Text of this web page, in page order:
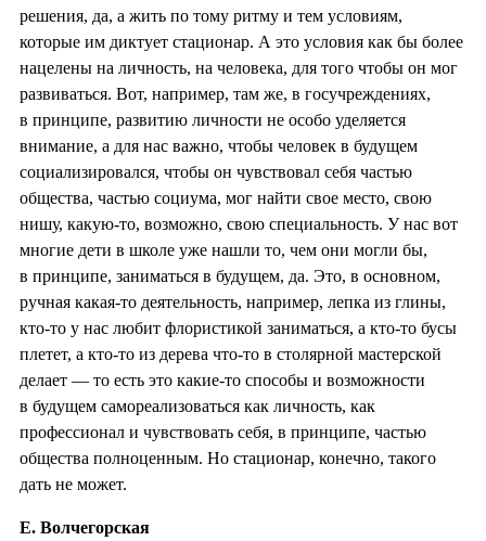
решения, да, а жить по тому ритму и тем условиям,
которые им диктует стационар. А это условия как бы более
нацелены на личность, на человека, для того чтобы он мог
развиваться. Вот, например, там же, в госучреждениях,
в принципе, развитию личности не особо уделяется
внимание, а для нас важно, чтобы человек в будущем
социализировался, чтобы он чувствовал себя частью
общества, частью социума, мог найти свое место, свою
нишу, какую-то, возможно, свою специальность. У нас вот
многие дети в школе уже нашли то, чем они могли бы,
в принципе, заниматься в будущем, да. Это, в основном,
ручная какая-то деятельность, например, лепка из глины,
кто-то у нас любит флористикой заниматься, а кто-то бусы
плетет, а кто-то из дерева что-то в столярной мастерской
делает — то есть это какие-то способы и возможности
в будущем самореализоваться как личность, как
профессионал и чувствовать себя, в принципе, частью
общества полноценным. Но стационар, конечно, такого
дать не может.
Е. Волчегорская